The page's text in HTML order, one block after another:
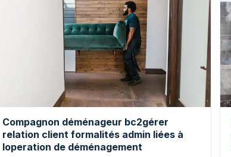
Compagnon déménageur bc2gérer
relation client formalités admin liées à
loperation de déménagement